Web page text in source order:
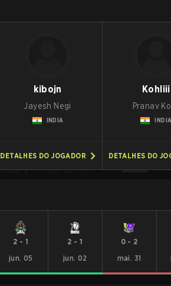
kibojn
Jayesh Negi
INDIA
DETALHES DO JOGADOR
Kohliii
Pranav
INDIA
DETALHES DO
2 - 1
jun. 05
2 - 1
jun. 02
0- 2
mai. 31